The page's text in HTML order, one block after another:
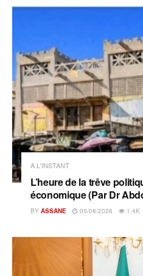
A L'INSTANT
L’heure de la trêve
économique (Par Dr
BY ASSANE 05/08/2026 1.4K